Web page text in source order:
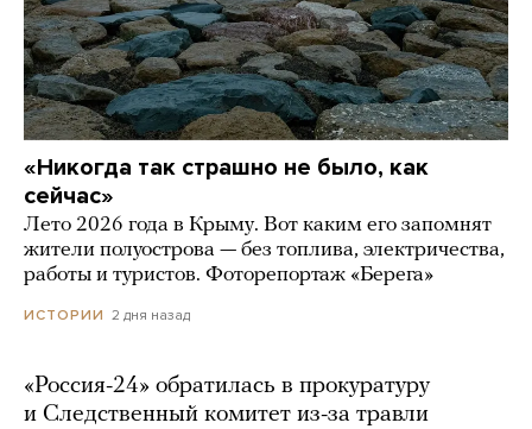
«Никогда так страшно не было, как
сейчас»
Лето 2026 года в Крыму. Вот каким его запомнят
жители полуострова — без топлива, электричества,
работы и туристов. Фоторепортаж «Берега»
ИСТОРИИ 2 дня назад
«Россия-24» обратилась в прокуратуру
и Следственный комитет из-за травли